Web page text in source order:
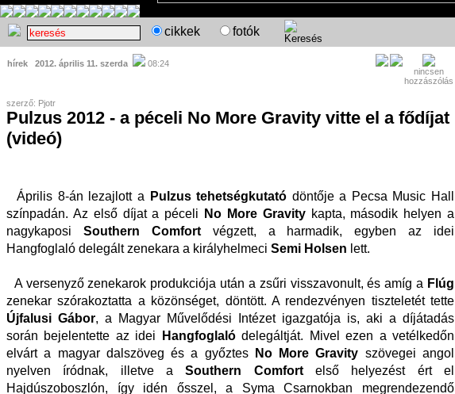
cikkek fotók
hírek 2012. április 11. szerda
08:24
nincsen
hozzászólás
szerző: Pjotr
Pulzus 2012 - a péceli No More Gravity vitte el a fődíjat
(videó)
Április 8-án lezajlott a Pulzus tehetségkutató döntője a Pecsa Music Hall
színpadán. Az első díjat a péceli
No More Gravitykapta, második helyen a
nagykaposi Southern Comfort végzett, a harmadik, egyben az idei
Hangfoglaló delegált zenekara a királyhelmeci Semi Holsen lett.
A versenyző zenekarok produkciója után a zsűri visszavonult, és amíg a Flúg
zenekar szórakoztatta a közönséget, döntött. A rendezvényen tiszteletét tette
Újfalusi Gábor, a Magyar Művelődési Intézet igazgatója is, aki a díjátadás
során bejelentette az idei
Hangfoglalódelegáltját. Mivel ezen a vetélkedőn
elvárt a magyar dalszöveg és a győztes
No More Gravity szövegei angol
nyelven íródnak, illetve aSouthern Comfortelső helyezést ért el
Hajdúszoboszlón, így idén ősszel, a Syma Csarnokban megrendezendő